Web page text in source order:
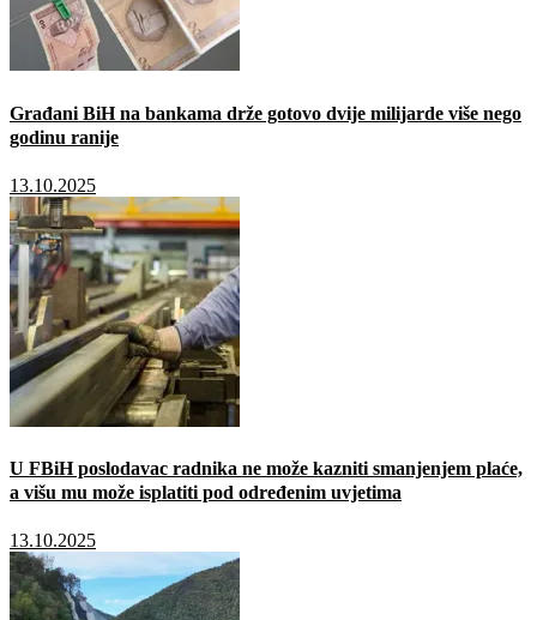
Građani BiH na bankama drže gotovo dvije milijarde više nego
godinu ranije
13.10.2025
U FBiH poslodavac radnika ne može kazniti smanjenjem plaće,
a višu mu može isplatiti pod određenim uvjetima
13.10.2025